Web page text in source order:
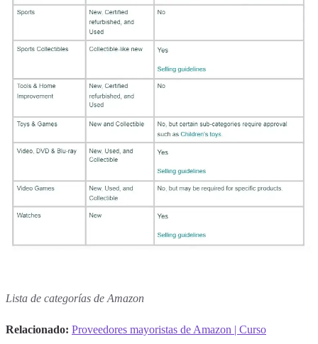
Lista de categorías de Amazon
Relacionado: Proveedores mayoristas de Amazon | Curso